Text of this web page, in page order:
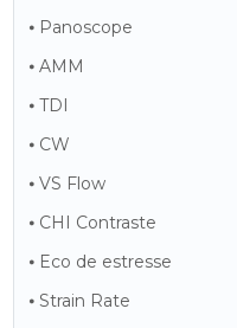
⦁ Panoscope
⦁ AMM
⦁ TDI
⦁ CW
⦁ VS Flow
⦁ CHI Contraste
⦁ Eco de estresse
⦁ Strain Rate